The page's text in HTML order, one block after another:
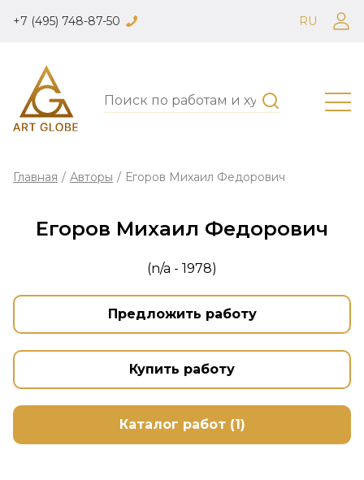
+7 (495) 748-87-50 RU
Главная / Авторы / Егоров Михаил Федорович
Егоров Михаил Федорович
(n/a - 1978)
Предложить работу
Купить работу
Каталог работ (1)